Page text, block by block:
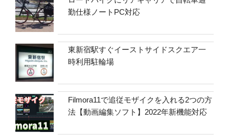
勤仕様ノートPC対応
東新宿駅すぐイーストサイドスクエア一
時利用駐輪場
Filmora11で追従モザイクを入れる2つの方
法【動画編集ソフト】2022年新機能対応